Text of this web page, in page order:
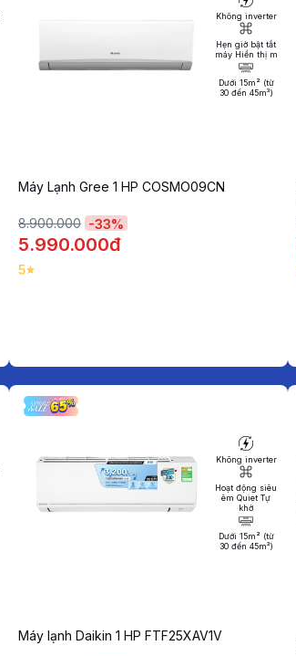
Không inverter
Hẹn giờ bật tắt
máy Hiển thị m
Dưới 15m² (từ
30 đến 45m³)
Máy Lạnh Gree 1 HP COSMO09CN
8.900.000 -33%
5.990.000đ
5
Không inverter
Hoạt động siêu
êm Quiet Tự
khở
Dưới 15m² (từ
30 đến 45m³)
Máy lạnh Daikin 1 HP FTF25XAV1V